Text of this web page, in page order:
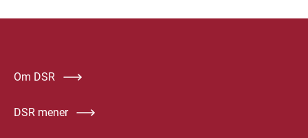
Om DSR
DSR mener